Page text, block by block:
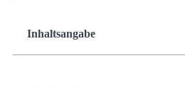
Inhaltsangabe